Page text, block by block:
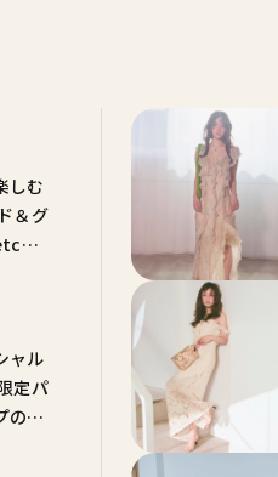
しむ
＆グ
ャル
定パ
の全